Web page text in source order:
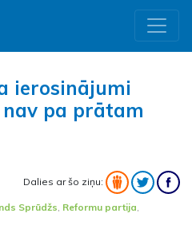
ierosinājumi
pa prātam
Dalies ar šo ziņu:
Sprūdžs Reformu partija